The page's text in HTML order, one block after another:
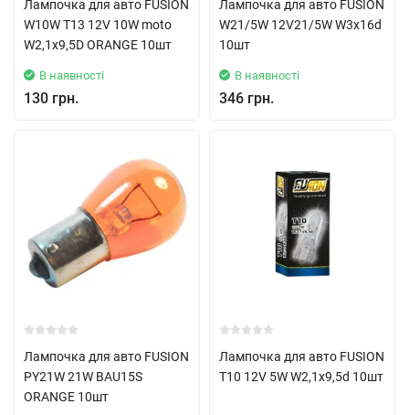
Лампочка для авто FUSION
W10W Т13 12V 10W moto
W2,1x9,5D ORANGE 10шт
В наявності
130 грн.
Лампочка для авто FUSION
W21/5W 12V21/5W W3x16d
10шт
В наявності
346 грн.
Лампочка для авто FUSION
PY21W 21W BAU15S
ORANGE 10шт
Лампочка для авто FUSION
T10 12V 5W W2,1x9,5d 10шт